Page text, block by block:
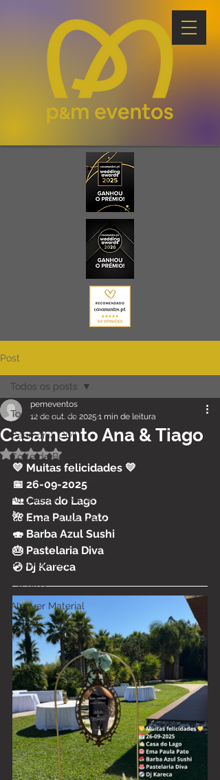
Post
Todos os posts
Cerimónia Civil
Corte de Bolo
Decoração de Sala
Aluguer de Tendas
Marcadores de Mesa
Mesa Mar
Seating Plan
Eventos
Aluguer Material
Todos os posts
Casamento Ana & Tiago
pemeventos
12 de out. de 2025 1 min de leitura
Avaliado com NaN de 5 estrelas.
💛 Muitas felicidades 💛
📅 26-09-2025
🏡 Casa do Lago
🌺 Ema Paula Pato
🍣 Barba Azul Sushi
🎂 Pastelaria Diva
💿 Dj Kareca